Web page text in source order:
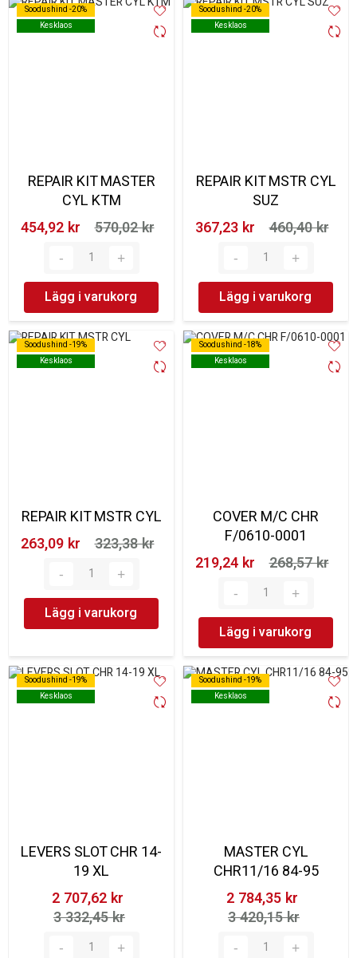
Soodushind -20%
Kesklaos
Soodushind -20%
Kesklaos
REPAIR KIT MASTER
CYL KTM
454,92 kr‎
570,02 kr‎
Lägg i varukorg
Soodushind -20%
Kesklaos
Soodushind -20%
Kesklaos
REPAIR KIT MSTR CYL
SUZ
367,23 kr‎
460,40 kr‎
Lägg i varukorg
Soodushind -19%
Kesklaos
Soodushind -19%
Kesklaos
REPAIR KIT MSTR CYL
263,09 kr‎
323,38 kr‎
Lägg i varukorg
Soodushind -18%
Kesklaos
Soodushind -18%
Kesklaos
COVER M/C CHR
F/0610-0001
219,24 kr‎
268,57 kr‎
Lägg i varukorg
Soodushind -19%
Kesklaos
Soodushind -19%
Kesklaos
LEVERS SLOT CHR 14-
19 XL
2 707,62 kr‎
3 332,45 kr‎
Soodushind -19%
Kesklaos
Soodushind -19%
Kesklaos
MASTER CYL
CHR11/16 84-95
2 784,35 kr‎
3 420,15 kr‎